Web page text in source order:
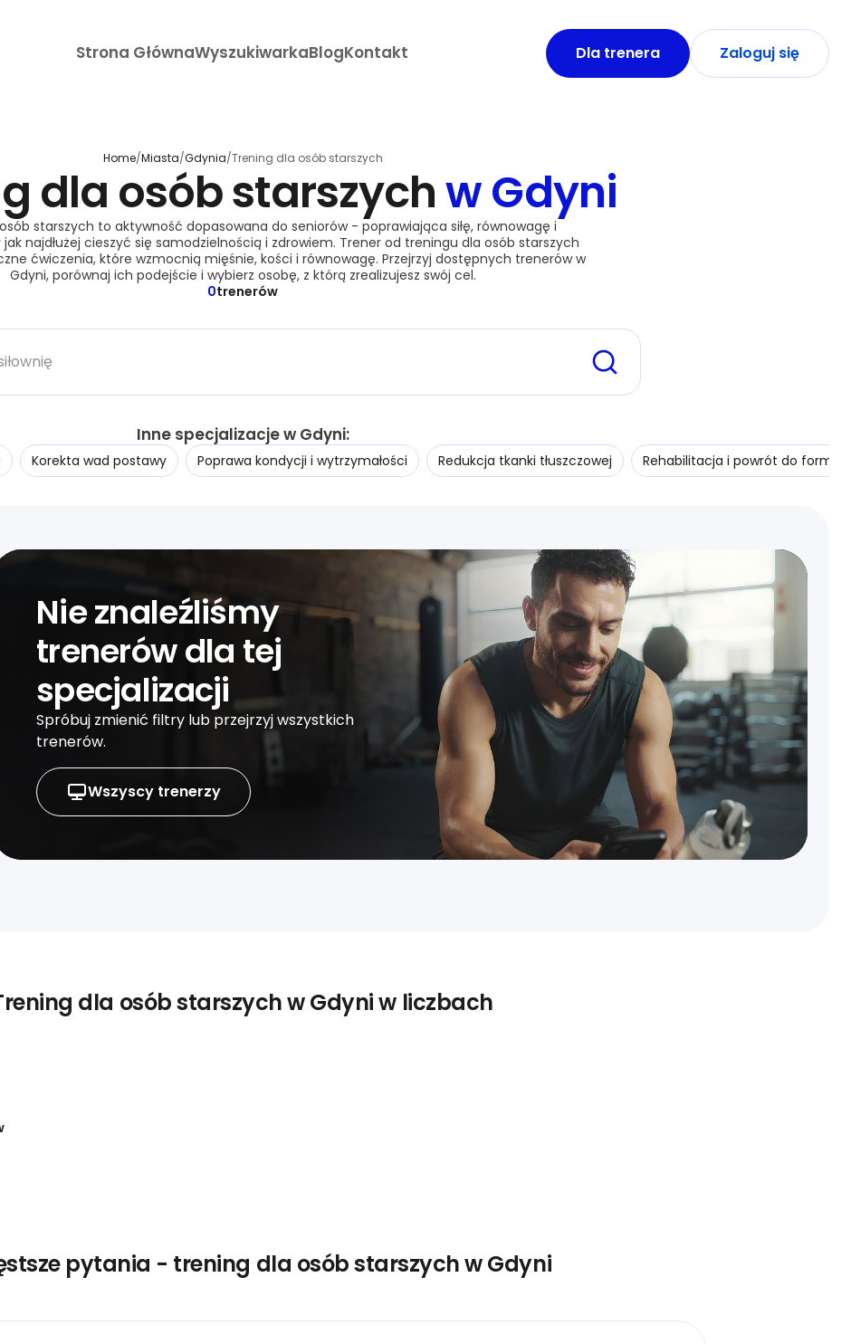
Strona GłównaWyszukiwarkaBlogKontakt Dla trenera Zaloguj się
Home/Miasta/Gdynia/Trening dla osób starszych
dla osób starszychw Gdyni
starszych to aktywność dopasowana do seniorów - poprawiająca siłę, równowagę i
najdłużej cieszyć się samodzielnością i zdrowiem. Trener od treningu dla osób starszych
ćwiczenia, które wzmocnią mięśnie, kości i równowagę. Przejrzyj dostępnych trenerów w
Gdyni, porównaj ich podejście i wybierz osobę, z którą zrealizujesz swój cel.
0trenerów
Inne specjalizacje w Gdyni:
Korekta wad postawy Poprawa kondycji i wytrzymałości Redukcja tkanki tłuszczowej Rehabilitacja i powrót do formy
Nie znaleźliśmy
trenerów dla tej
specjalizacji
Spróbuj zmienić filtry lub przejrzyj wszystkich
trenerów.
Wszyscy trenerzy
dla osób starszych w Gdyni w liczbach
pytania - trening dla osób starszych w Gdyni